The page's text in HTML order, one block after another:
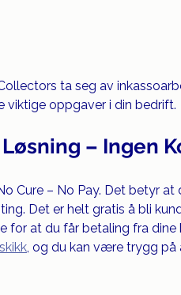
ta seg av
viktige oppgaver i din bedrift.
– Ingen
Cure – No Pay. Det betyr at
Det er helt gratis å bli
for at du får betaling fra dine
, og du kan være trygg